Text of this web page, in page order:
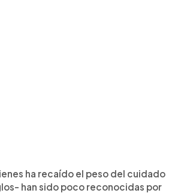
ha recaído el peso del cuidado
han sido poco reconocidas por